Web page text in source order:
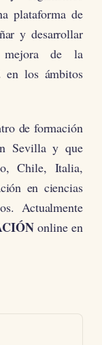
plataforma de
y desarrollar
mejora de la
en los ámbitos
de formación
Sevilla y que
Chile, Italia,
en ciencias
Actualmente
online en